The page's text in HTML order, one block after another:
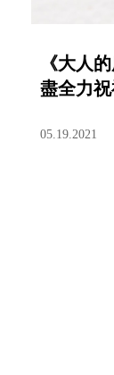
《大人
盡全力
05.19.2021